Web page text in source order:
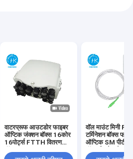
वाटरप्रूफ आउटडोर फाइबर
ऑप्टिक जंक्शन बॉक्स 16कोर
16पोर्ट्स FTTH वितरण
वॉल माउंट मिनी
टर्मिनेशन बॉक्स
ऑप्टिक SM पीटीओ